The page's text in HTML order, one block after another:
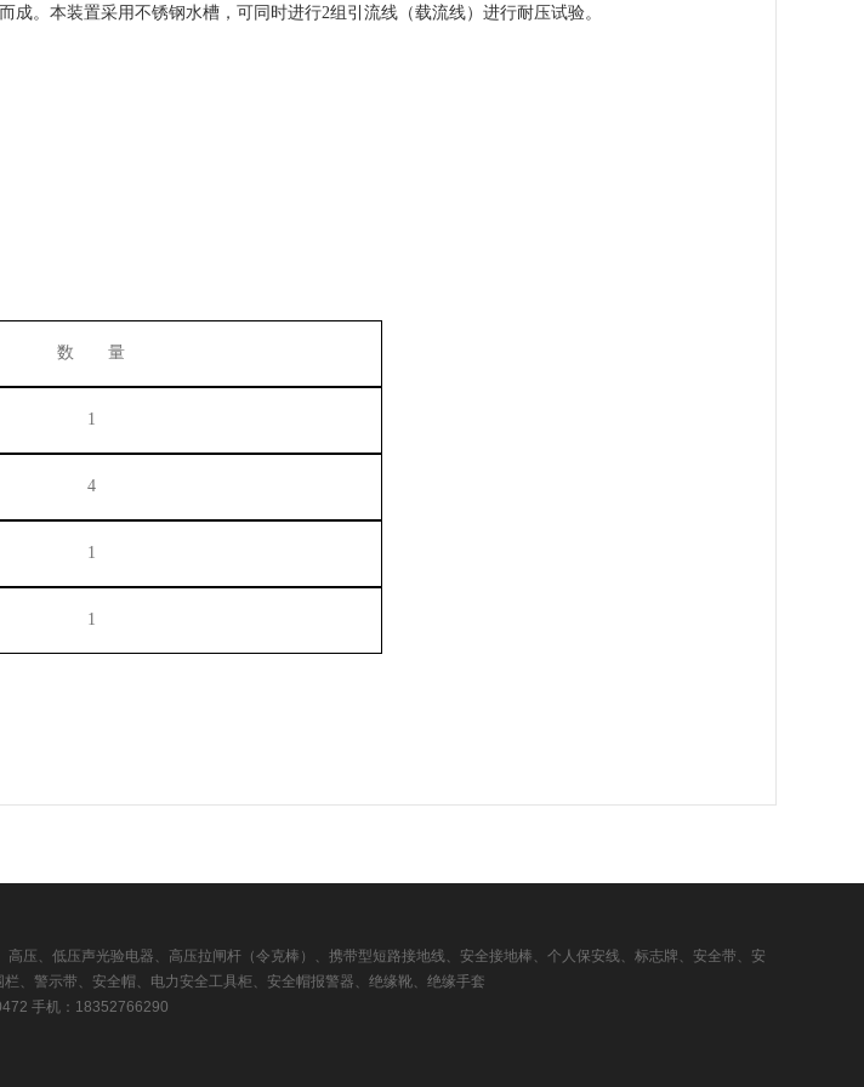
。本装置采用不锈钢水槽，可同时进行2组引流线（载流线）进行耐压试验。
数 量
1
4
1
1
高压、低压声光验电器、高压拉闸杆（令克棒）、携带型短路接地线、安全接地棒、个人保安线、标志牌、安全带、安
、警示带、安全帽、电力安全工具柜、安全帽报警器、绝缘靴、绝缘手套
手机：18352766290